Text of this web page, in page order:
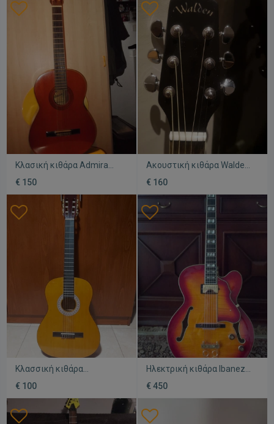
Κλασική κιθάρα Admira
υφασμάτινη θήκη
€ 150
Ακουστική κιθάρα Walden
καφέ σκούρο
€ 160
Κλασσική κιθάρα
καινούργια με θήκη και 4
πένες
€ 100
Ηλεκτρική κιθάρα Ibanez
AF151 Artstar
μεταχειρισμένη
€ 450